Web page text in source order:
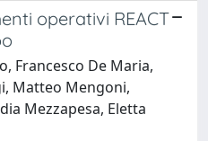
operativi REACT
Francesco De Maria,
Matteo Mengoni,
Mezzapesa, Eletta